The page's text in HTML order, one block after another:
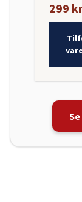
299